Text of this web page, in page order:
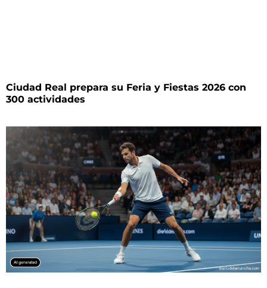
Ciudad Real prepara su Feria y Fiestas 2026 con
300 actividades